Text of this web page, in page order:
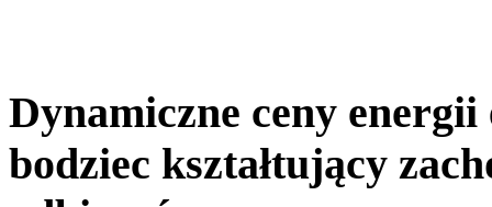
Dynamiczne ceny
bodziec kształtujący